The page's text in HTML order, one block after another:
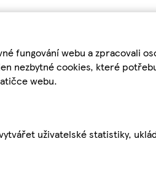
fungování webu a zpracovali
nezbytné cookies, které
webu.
uživatelské statistiky,